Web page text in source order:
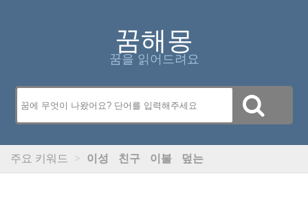
꿈해몽
꿈을 읽어드려요
주요 키워드 > 이성 친구 이불 덮는